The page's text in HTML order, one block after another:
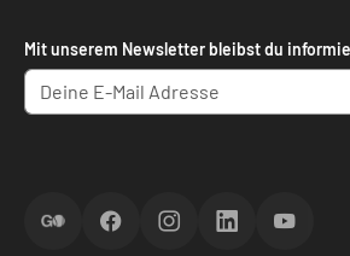
Mit unserem Newsletter bleibst du
ScoreGOFacebookInstagramLinkedInYouTube